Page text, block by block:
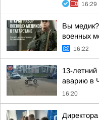
16:29
Вы медик?
военных
16:22
13-летний
аварию в
16:20